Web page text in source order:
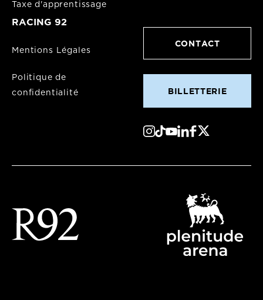
Taxe d'apprentissage
RACING 92
Mentions Légales
Politique de
confidentialité
CONTACT
BILLETTERIE